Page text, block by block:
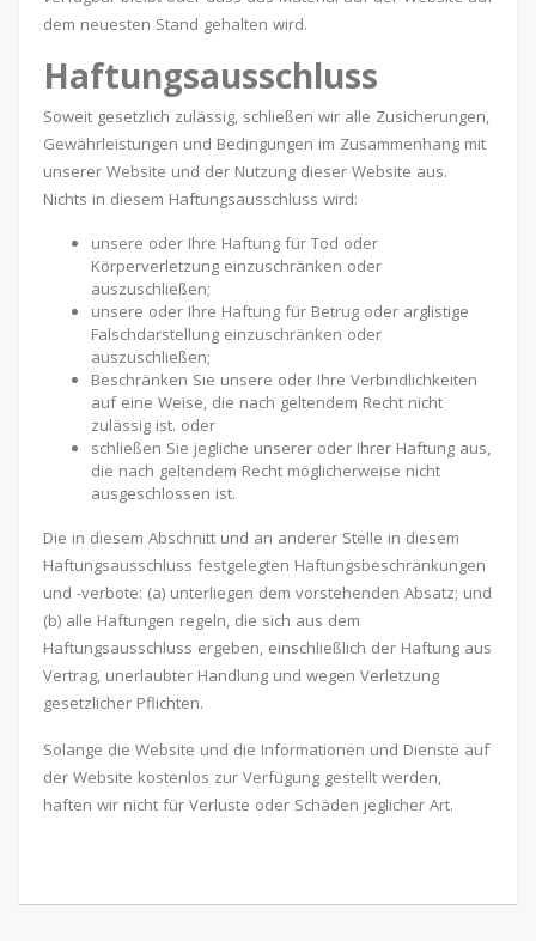
dem neuesten Stand gehalten wird.
Haftungsausschluss
Soweit gesetzlich zulässig, schließen wir alle Zusicherungen,
Gewährleistungen und Bedingungen im Zusammenhang mit
unserer Website und der Nutzung dieser Website aus.
Nichts in diesem Haftungsausschluss wird:
unsere oder Ihre Haftung für Tod oder
Körperverletzung einzuschränken oder
auszuschließen;
unsere oder Ihre Haftung für Betrug oder arglistige
Falschdarstellung einzuschränken oder
auszuschließen;
Beschränken Sie unsere oder Ihre Verbindlichkeiten
auf eine Weise, die nach geltendem Recht nicht
zulässig ist. oder
schließen Sie jegliche unserer oder Ihrer Haftung aus,
die nach geltendem Recht möglicherweise nicht
ausgeschlossen ist.
Die in diesem Abschnitt und an anderer Stelle in diesem
Haftungsausschluss festgelegten Haftungsbeschränkungen
und -verbote: (a) unterliegen dem vorstehenden Absatz; und
(b) alle Haftungen regeln, die sich aus dem
Haftungsausschluss ergeben, einschließlich der Haftung aus
Vertrag, unerlaubter Handlung und wegen Verletzung
gesetzlicher Pflichten.
Solange die Website und die Informationen und Dienste auf
der Website kostenlos zur Verfügung gestellt werden,
haften wir nicht für Verluste oder Schäden jeglicher Art.